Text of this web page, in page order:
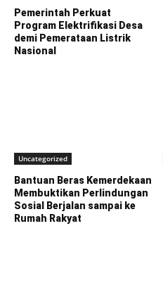
Pemerintah Perkuat
Program Elektrifikasi Desa
demi Pemerataan Listrik
Nasional
Uncategorized
Bantuan Beras Kemerdekaan
Membuktikan Perlindungan
Sosial Berjalan sampai ke
Rumah Rakyat